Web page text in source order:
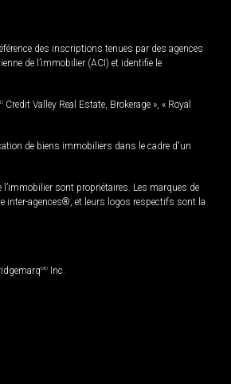
des inscriptions tenues par des agences
de l’immobilier (ACI) et identifie le
Credit Valley Real Estate, Brokerage », « Royal
de biens immobiliers dans le cadre d'un
sont propriétaires. Les marques de
inter-agences®, et leurs logos respectifs sont la
MD Inc.